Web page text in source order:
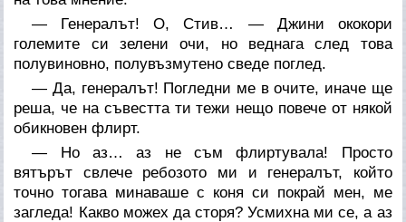
— Генералът! О, Стив… — Джини ококори
големите си зелени очи, но веднага след това
полувиновно, полувъзмутено сведе поглед.
— Да, генералът! Погледни ме в очите, иначе ще
реша, че на съвестта ти тежи нещо повече от някой
обикновен флирт.
— Но аз… аз не съм флиртувала! Просто
вятърът свлече ребозото ми и генералът, който
точно тогава минаваше с коня си покрай мен, ме
загледа! Какво можех да сторя? Усмихна ми се, а аз